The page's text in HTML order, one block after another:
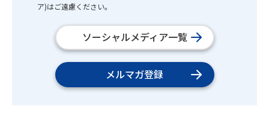
ア)はご遠慮ください。
ソーシャルメディア一覧
メルマガ登録